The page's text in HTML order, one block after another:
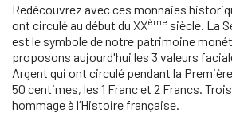
Redécouvrez avec ces monnaies
ont circulé au début du XXème siècle. La
est le symbole de notre patrimoine
proposons aujourd'hui les 3 valeurs
Argent qui ont circulé pendant la
50 centimes, les 1 Franc et 2 Francs.
hommage à l‘Histoire française.